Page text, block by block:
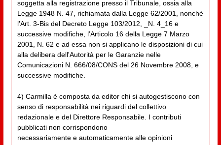
soggetta alla registrazione presso il Tribunale, ossia alla
Legge 1948 N. 47, richiamata dalla Legge 62/2001, nonché
l’Art. 3-Bis del Decreto Legge 103/2012, _N. 4_16 e
successive modifiche, l’Articolo 16 della Legge 7 Marzo
2001, N. 62 e ad essa non si applicano le disposizioni di cui
alla delibera dell'Autorità per le Garanzie nelle
Comunicazioni N. 666/08/CONS del 26 Novembre 2008, e
successive modifiche.
4) Carmilla è composta da editor chi si autogestiscono con
senso di responsabilità nei riguardi del collettivo
redazionale e del Direttore Responsabile. I contributi
pubblicati non corrispondono
necessariamente e automaticamente alle opinioni